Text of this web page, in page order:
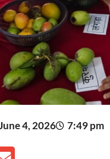
4, 2026 7:49 pm